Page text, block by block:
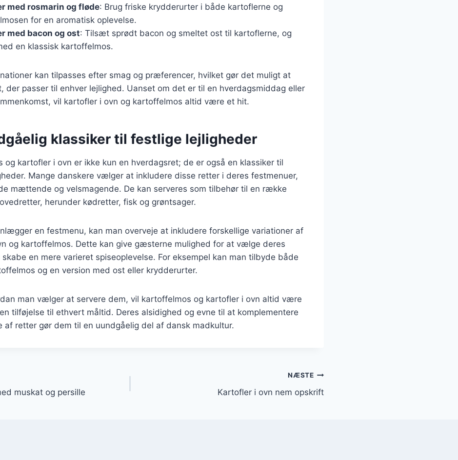
med rosmarin og fløde: Brug friske krydderurter i både kartoflerne og
for en aromatisk oplevelse.
med bacon og ost: Tilsæt sprødt bacon og smeltet ost til kartoflerne, og
en klassisk kartoffelmos.
kan tilpasses efter smag og præferencer, hvilket gør det muligt at
der passer til enhver lejlighed. Uanset om det er til en hverdagsmiddag eller
vil kartofler i ovn og kartoffelmos altid være et hit.
klassiker til festlige lejligheder
og kartofler i ovn er ikke kun en hverdagsret; de er også en klassiker til
Mange danskere vælger at inkludere disse retter i deres festmenuer,
mættende og velsmagende. De kan serveres som tilbehør til en række
herunder kødretter, fisk og grøntsager.
en festmenu, kan man overveje at inkludere forskellige variationer af
og kartoffelmos. Dette kan give gæsterne mulighed for at vælge deres
en mere varieret spiseoplevelse. For eksempel kan man tilbyde både
og en version med ost eller krydderurter.
man vælger at servere dem, vil kartoffelmos og kartofler i ovn altid være
tilføjelse til ethvert måltid. Deres alsidighed og evne til at komplementere
af retter gør dem til en uundgåelig del af dansk madkultur.
muskat og persille
NÆSTE
Kartofler i ovn nem opskrift